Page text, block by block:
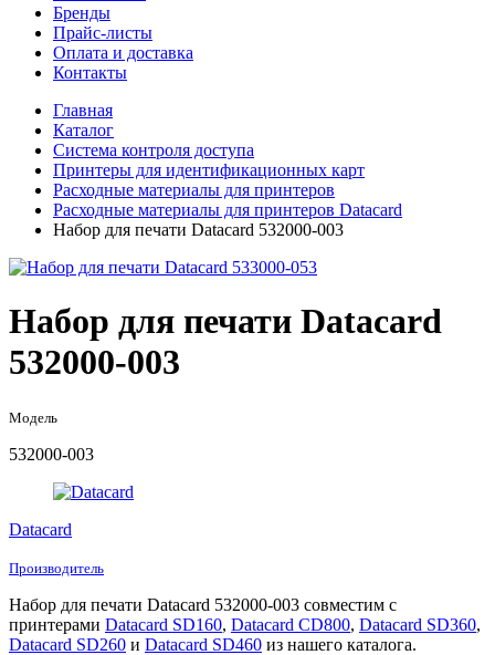
Бренды
Прайс-листы
Оплата и доставка
Контакты
Главная
Каталог
Система контроля доступа
Принтеры для идентификационных карт
Расходные материалы для принтеров
Расходные материалы для принтеров Datacard
Набор для печати Datacard 532000-003
Набор для печати Datacard
532000-003
Модель
532000-003
Datacard
Производитель
Набор для печати Datacard 532000-003 совместим с
принтерами Datacard SD160, Datacard CD800, Datacard SD360,
Datacard SD260 и Datacard SD460 из нашего каталога.